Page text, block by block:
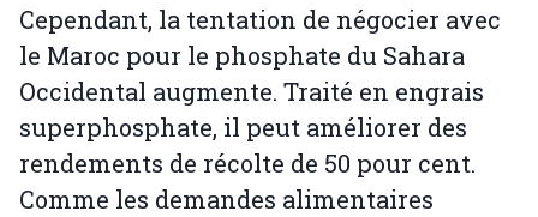
Cependant, la tentation de négocier avec
le Maroc pour le phosphate du Sahara
Occidental augmente. Traité en engrais
superphosphate, il peut améliorer des
rendements de récolte de 50 pour cent.
Comme les demandes alimentaires